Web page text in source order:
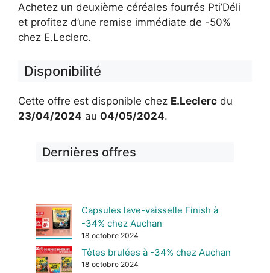
Achetez un deuxième céréales fourrés Pti’Déli
et profitez d’une remise immédiate de -50%
chez E.Leclerc.
Disponibilité
Cette offre est disponible chez E.Leclerc du
23/04/2024 au 04/05/2024.
Dernières offres
Capsules lave-vaisselle Finish à
-34% chez Auchan
18 octobre 2024
Têtes brulées à -34% chez Auchan
18 octobre 2024